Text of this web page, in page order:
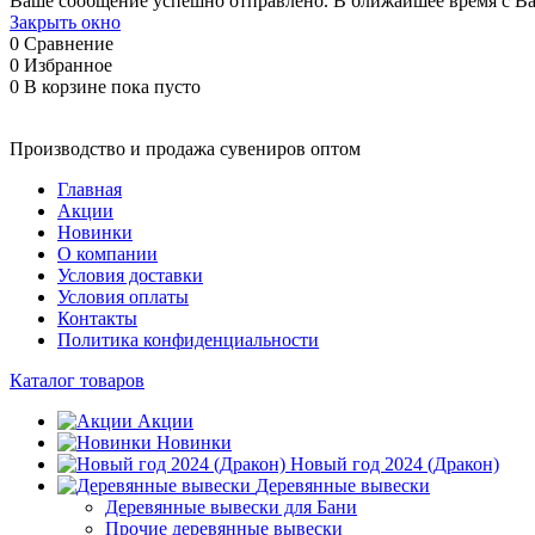
Закрыть окно
0 Сравнение
0 Избранное
0 В корзине пока пусто
Производство и продажа сувениров оптом
Главная
Акции
Новинки
О компании
Условия доставки
Условия оплаты
Контакты
Политика конфиденциальности
Каталог товаров
Акции
Новинки
Новый год 2024 (Дракон)
Деревянные вывески
Деревянные вывески для Бани
Прочие деревянные вывески